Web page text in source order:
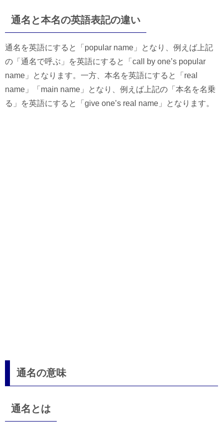
通名と本名の英語表記の違い
通名を英語にすると「popular name」となり、例えば上記
の「通名で呼ぶ」を英語にすると「call by one’s popular
name」となります。一方、本名を英語にすると「real
name」「main name」となり、例えば上記の「本名を名乗
る」を英語にすると「give one’s real name」となります。
通名の意味
通名とは